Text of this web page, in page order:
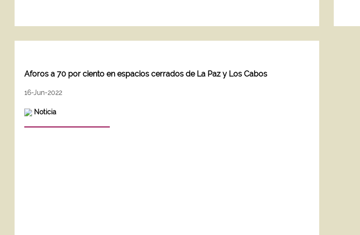
Aforos a 70 por ciento en espacios cerrados de La Paz y Los Cabos
16-Jun-2022
Noticia